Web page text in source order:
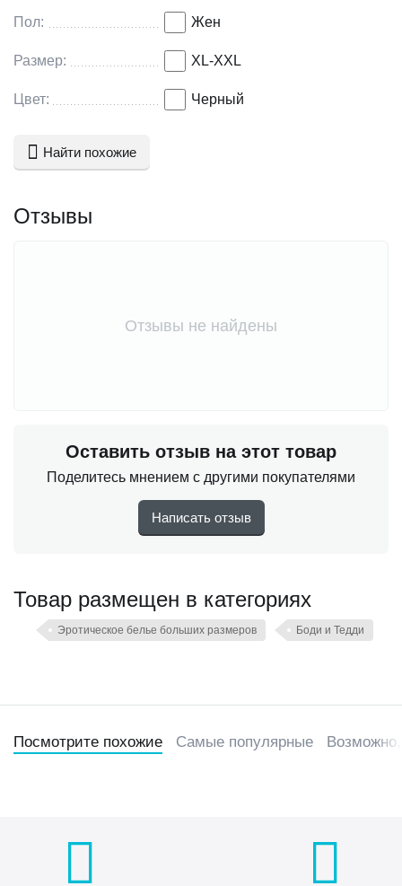
Пол: Жен
Размер: XL-XXL
Цвет: Черный
Найти похожие
Отзывы
Отзывы не найдены
Оставить отзыв на этот товар
Поделитесь мнением с другими покупателями
Написать отзыв
Товар размещен в категориях
Эротическое белье больших размеров Боди и Тедди
Посмотрите похожие Самые популярные Возможно,